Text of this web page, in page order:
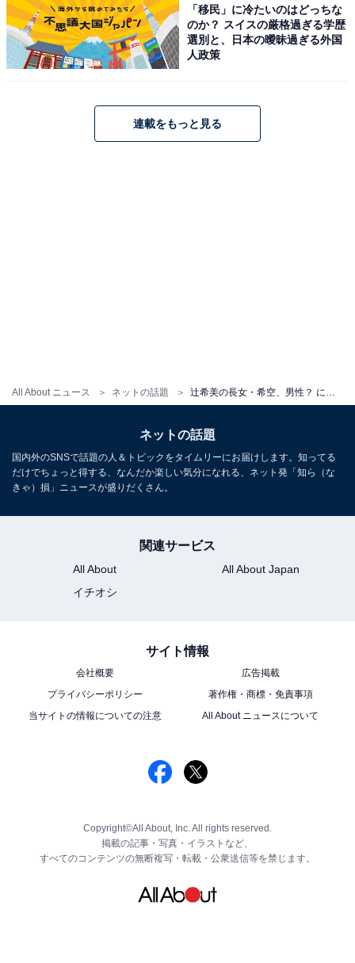
All About ニュース ネットの話題
「移民」に冷たいのはどっちな
のか？ スイスの厳格過ぎる学歴
選別と、日本の曖昧過ぎる外国
人政策
連載をもっと見る
ネットの話題
国内外のSNSで話題の人＆トピックをタイムリーにお届けします。知ってる
だけでちょっと得する、なんだか楽しい気分になれる、ネット発「知ら（な
きゃ）損」ニュースが盛りだくさん。
関連サービス
All About
All About Japan
イチオシ
サイト情報
会社概要
広告掲載
プライバシーポリシー
著作権・商標・免責事項
当サイトの情報についての注意
All About ニュースについて
Copyright©All About, Inc. All rights reserved.
掲載の記事・写真・イラストなど、
すべてのコンテンツの無断複写・転載・公衆送信等を禁じます。